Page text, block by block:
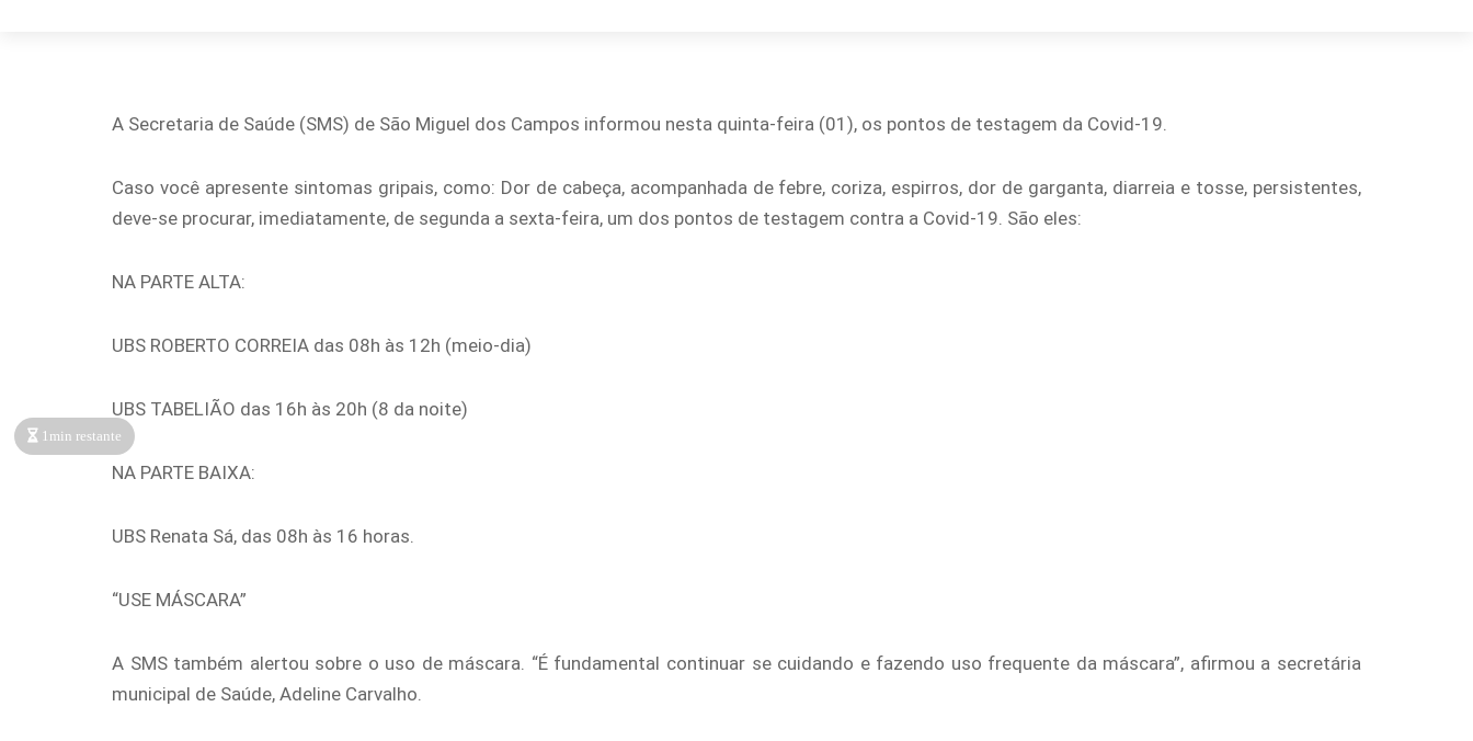
1min restante
A Secretaria de Saúde (SMS) de São Miguel dos Campos informou nesta quinta-feira (01), os pontos de testagem da Covid-19.
Caso você apresente sintomas gripais, como: Dor de cabeça, acompanhada de febre, coriza, espirros, dor de garganta, diarreia e tosse, persistentes,
deve-se procurar, imediatamente, de segunda a sexta-feira, um dos pontos de testagem contra a Covid-19. São eles:
NA PARTE ALTA:
UBS ROBERTO CORREIA das 08h às 12h (meio-dia)
UBS TABELIÃO das 16h às 20h (8 da noite)
NA PARTE BAIXA:
UBS Renata Sá, das 08h às 16 horas.
“USE MÁSCARA”
A SMS também alertou sobre o uso de máscara. “É fundamental continuar se cuidando e fazendo uso frequente da máscara”, afirmou a secretária
municipal de Saúde, Adeline Carvalho.